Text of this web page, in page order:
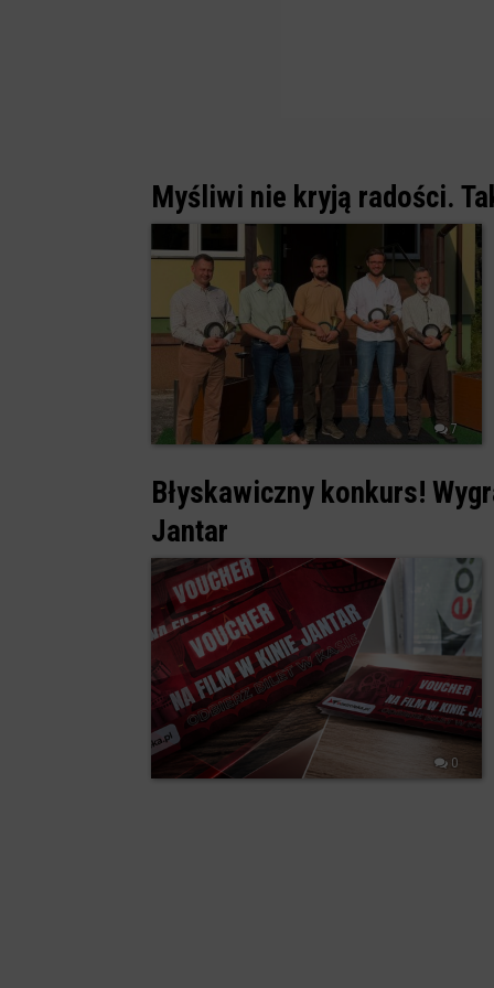
Myśliwi nie kryją radości.
7
Błyskawiczny konkurs!
Jantar
0